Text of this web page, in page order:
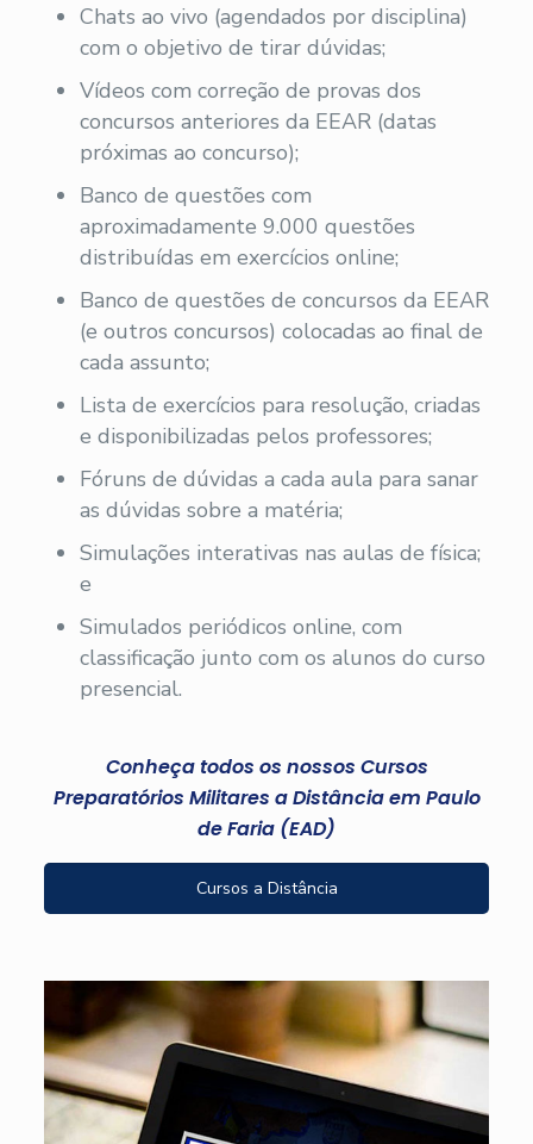
Chats ao vivo (agendados por disciplina)
com o objetivo de tirar dúvidas;
Vídeos com correção de provas dos
concursos anteriores da EEAR (datas
próximas ao concurso);
Banco de questões com
aproximadamente 9.000 questões
distribuídas em exercícios online;
Banco de questões de concursos da EEAR
(e outros concursos) colocadas ao final de
cada assunto;
Lista de exercícios para resolução, criadas
e disponibilizadas pelos professores;
Fóruns de dúvidas a cada aula para sanar
as dúvidas sobre a matéria;
Simulações interativas nas aulas de física;
e
Simulados periódicos online, com
classificação junto com os alunos do curso
presencial.
Conheça todos os nossos Cursos
Preparatórios Militares a Distância em Paulo
de Faria (EAD)
Cursos a Distância